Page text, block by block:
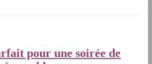
pour une soirée de